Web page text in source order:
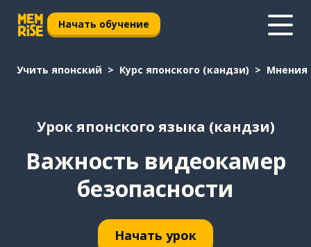
Начать обучение
Учить японский Курс японского (кандзи) Мнения
Урок японского языка (кандзи)
Важность видеокамер
безопасности
Начать урок